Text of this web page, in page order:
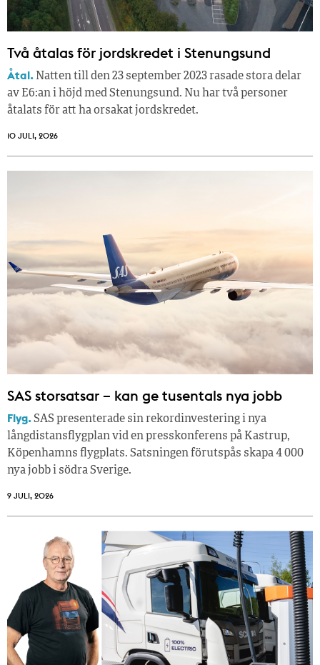
Två åtalas för jordskredet i Stenungsund
Åtal. Natten till den 23 september 2023 rasade stora delar
av E6:an i höjd med Stenungsund. Nu har två personer
åtalats för att ha orsakat jordskredet.
10 JULI, 2026
SAS storsatsar – kan ge tusentals nya jobb
Flyg.SAS presenterade sin rekordinvestering i nya
långdistansflygplan vid en presskonferens på Kastrup,
Köpenhamns flygplats. Satsningen förutspås skapa 4 000
nya jobb i södra Sverige.
9 JULI, 2026